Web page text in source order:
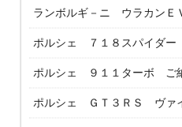
ランボルギ－ニ ウラカン
ポルシェ ７１８スパイダ
ポルシェ ９１１ターボ ご
ポルシェ ＧＴ３ＲＳ ヴァ